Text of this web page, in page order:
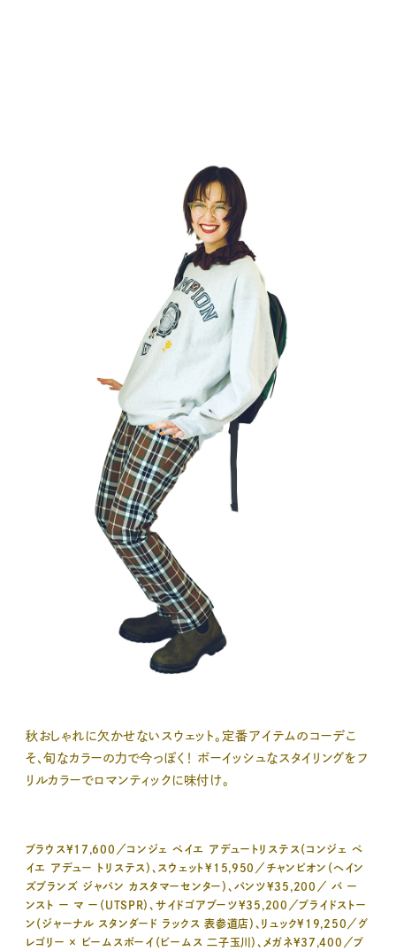
秋おしゃれに欠かせないスウェット。定番アイテムのコーデこ
そ、旬なカラーの力で今っぽく！ ボーイッシュなスタイリングをフ
リルカラーでロマンティックに味付け。
ブラウス¥17,600／コンジェ ペイエ アデュートリステス（コンジェ ペ
イエ アデュー トリステス）、スウェット¥15,950／チャンピオン（ヘイン
ズブランズ ジャパン カスタマーセンター）、パンツ¥35,200／ バ ー
ンスト ー マ ー（UTSPR）、サイドゴアブーツ¥35,200／ブライドストー
ン（ジャーナル スタンダード ラックス 表参道店）、リュック¥19,250／グ
レゴリー × ビームスボーイ（ビームス 二子玉川）、メガネ¥37,400／プ